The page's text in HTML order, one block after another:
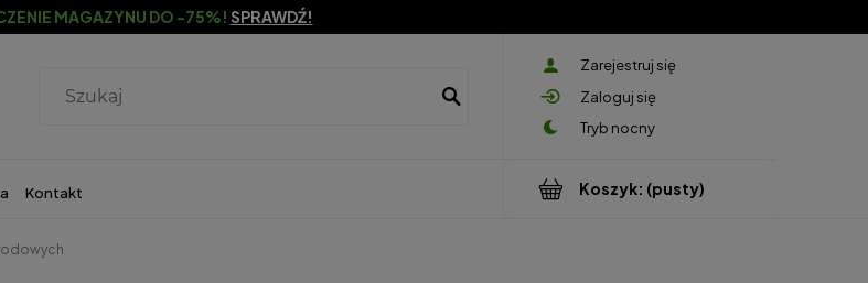
MAGAZYNU DO -75%! SPRAWDŹ!
Zarejestruj się
Zaloguj się
Koszyk: (pusty)
Kontakt